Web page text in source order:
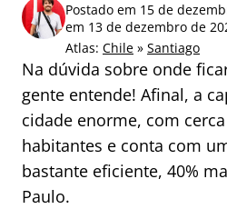
p
o
r
:
Postado em 15 de
em 13 de dezembro de
Atlas: Chile » Santiago
Na dúvida sobre onde
gente entende! Afinal, a
cidade enorme, com
habitantes e conta com
bastante eficiente, 40%
Paulo.